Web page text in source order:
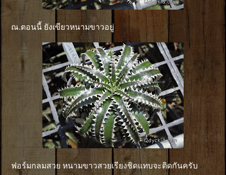
ณ.ตอนนี้ ยังเขียวหนามขาวอยู่
ฟอร์มกลมสวย หนามขาวสวยเรียงชิดแทบจะติดกันครับ